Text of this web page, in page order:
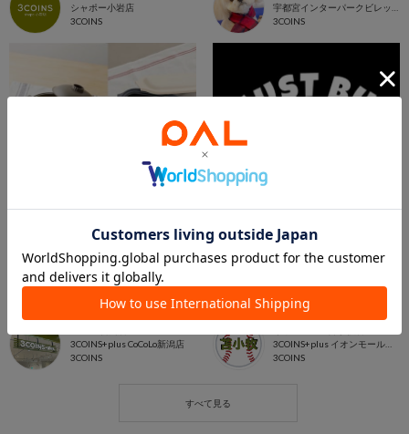
シャポー小岩店
3COINS
3COINS
2026.07.28
《おすすめ》電子レンジ調理器
3COINS+plus CoCoLo新潟店
3COINS
【苫小牧】キッチンアイテム BEST50✨
3COINS